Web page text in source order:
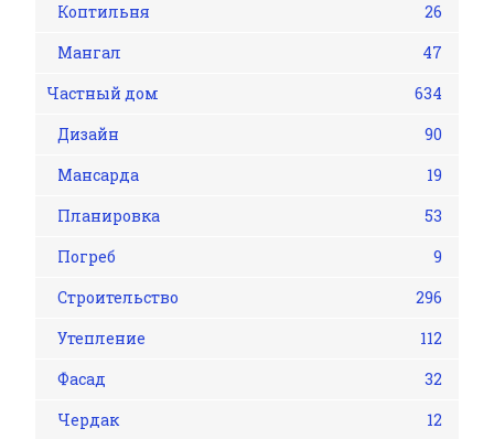
Коптильня
26
Мангал
47
Частный дом
634
Дизайн
90
Мансарда
19
Планировка
53
Погреб
9
Строительство
296
Утепление
112
Фасад
32
Чердак
12